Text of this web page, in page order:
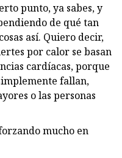
punto, ya sabes, y
de qué tan
así. Quiero decir,
por calor se basan
cardíacas, porque
fallan,
o las personas
mucho en